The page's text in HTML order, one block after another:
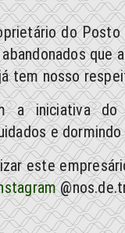
do Posto
que
tem nosso
a iniciativa
e
este